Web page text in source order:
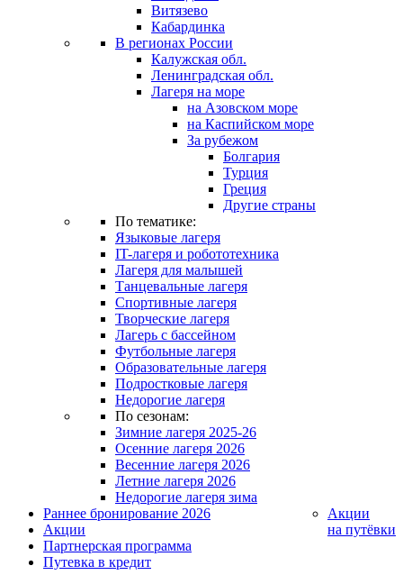
Витязево
Кабардинка
В регионах России
Калужская обл.
Ленинградская обл.
Лагеря на море
на Азовском море
на Каспийском море
За рубежом
Болгария
Турция
Греция
Другие страны
По тематике:
Языковые лагеря
IT-лагеря и робототехника
Лагеря для малышей
Танцевальные лагеря
Спортивные лагеря
Творческие лагеря
Лагерь с бассейном
Футбольные лагеря
Образовательные лагеря
Подростковые лагеря
Недорогие лагеря
По сезонам:
Зимние лагеря 2025-26
Осенние лагеря 2026
Весенние лагеря 2026
Летние лагеря 2026
Недорогие лагеря зима
Акции
на путёвки
Раннее бронирование 2026
Акции
Партнерская программа
Путевка в кредит